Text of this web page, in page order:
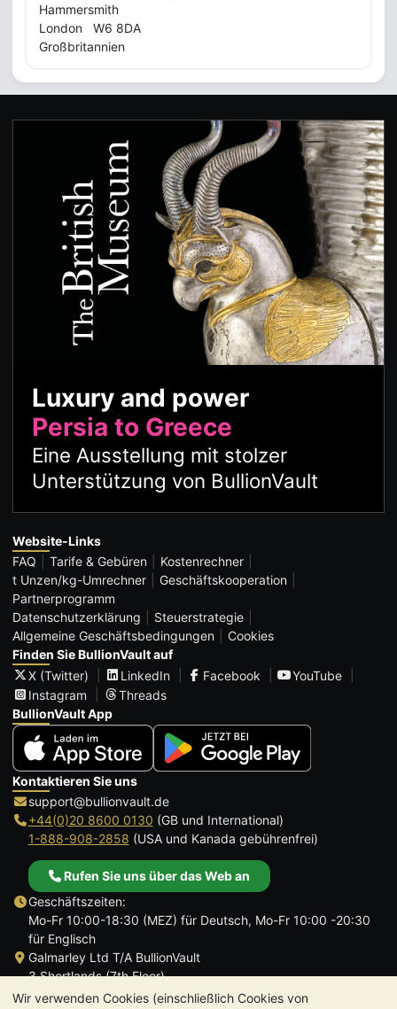
Wir verwenden Cookies (einschließlich Cookies von
Hammersmith
London W6 8DA
Großbritannien
Luxury and power
Persia to Greece
Eine Ausstellung mit stolzer
Unterstützung von BullionVault
Website-Links
FAQ
Tarife & Gebüren
Kostenrechner
t Unzen/kg-Umrechner
Geschäftskooperation
Partnerprogramm
Datenschutzerklärung
Steuerstrategie
Allgemeine Geschäftsbedingungen
Cookies
Finden Sie BullionVault auf
X (Twitter)
LinkedIn Facebook
YouTube
Instagram
Threads
BullionVault App
Kontaktieren Sie uns
support@bullionvault.de
+44(0)20 8600 0130 (GB und International)
1-888-908-2858 (USA und Kanada gebührenfrei)
Rufen Sie uns über das Web an
Geschäftszeiten:
Mo-Fr 10:00-18:30 (MEZ) für Deutsch, Mo-Fr 10:00 -20:30
für Englisch
Galmarley Ltd T/A BullionVault
3 Shortlands (7th Floor)
Hammersmith